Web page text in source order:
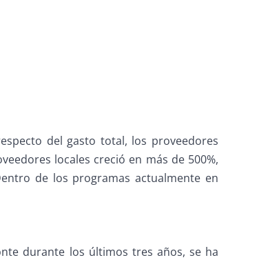
del gasto total, los proveedores
locales creció en más de 500%,
de los programas actualmente en
durante los últimos tres años, se ha